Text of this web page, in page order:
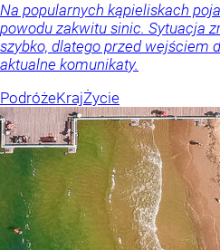
Na popularnych kąpieliskach
powodu zakwitu sinic. Sytuacja
szybko, dlatego przed wejściem
aktualne komunikaty.
PodróżeKrajŻycie